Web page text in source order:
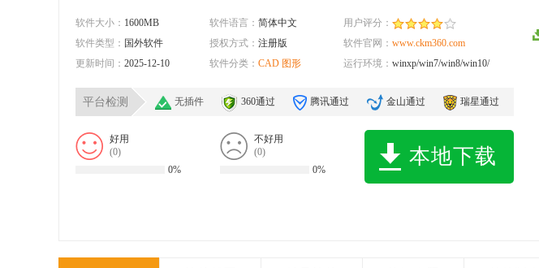
软件大小： 1600MB 软件语言： 简体中文
用户评分：
软件类型： 国外软件 授权方式： 注册版 软件官网： www.ckm360.com
更新时间： 2025-12-10 软件分类： CAD 图形 运行环境： winxp/win7/win8/win10/
平台检测 无插件 360通过 腾讯通过 金山通过 瑞星通过
好用
(0)
0%
不好用
(0)
0%
本地下载